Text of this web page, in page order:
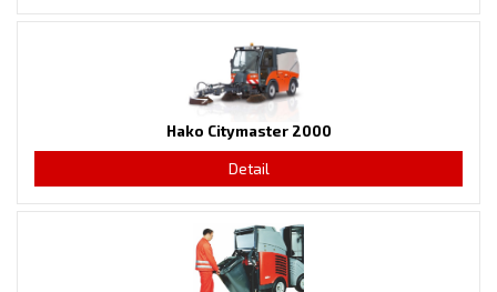
Hako Citymaster 2000
Detail